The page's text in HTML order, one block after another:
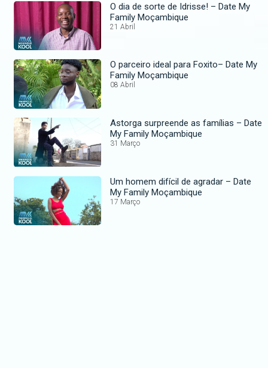
O dia de sorte de Idrisse! – Date My
Family Moçambique
21 Abril
O parceiro ideal para Foxito– Date My
Family Moçambique
08 Abril
Astorga surpreende as famílias – Date
My Family Moçambique
31 Março
Um homem difícil de agradar – Date
My Family Moçambique
17 Março